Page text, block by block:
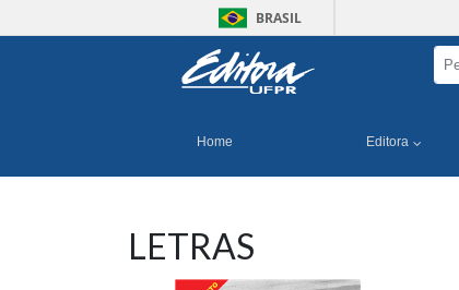
BRASIL
Home Editora
LETRAS